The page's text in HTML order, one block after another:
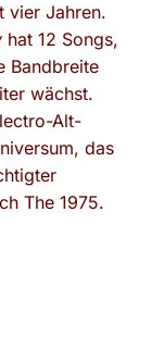
vier Jahren.
hat 12 Songs,
Bandbreite
wächst.
Alt-
das
The 1975.